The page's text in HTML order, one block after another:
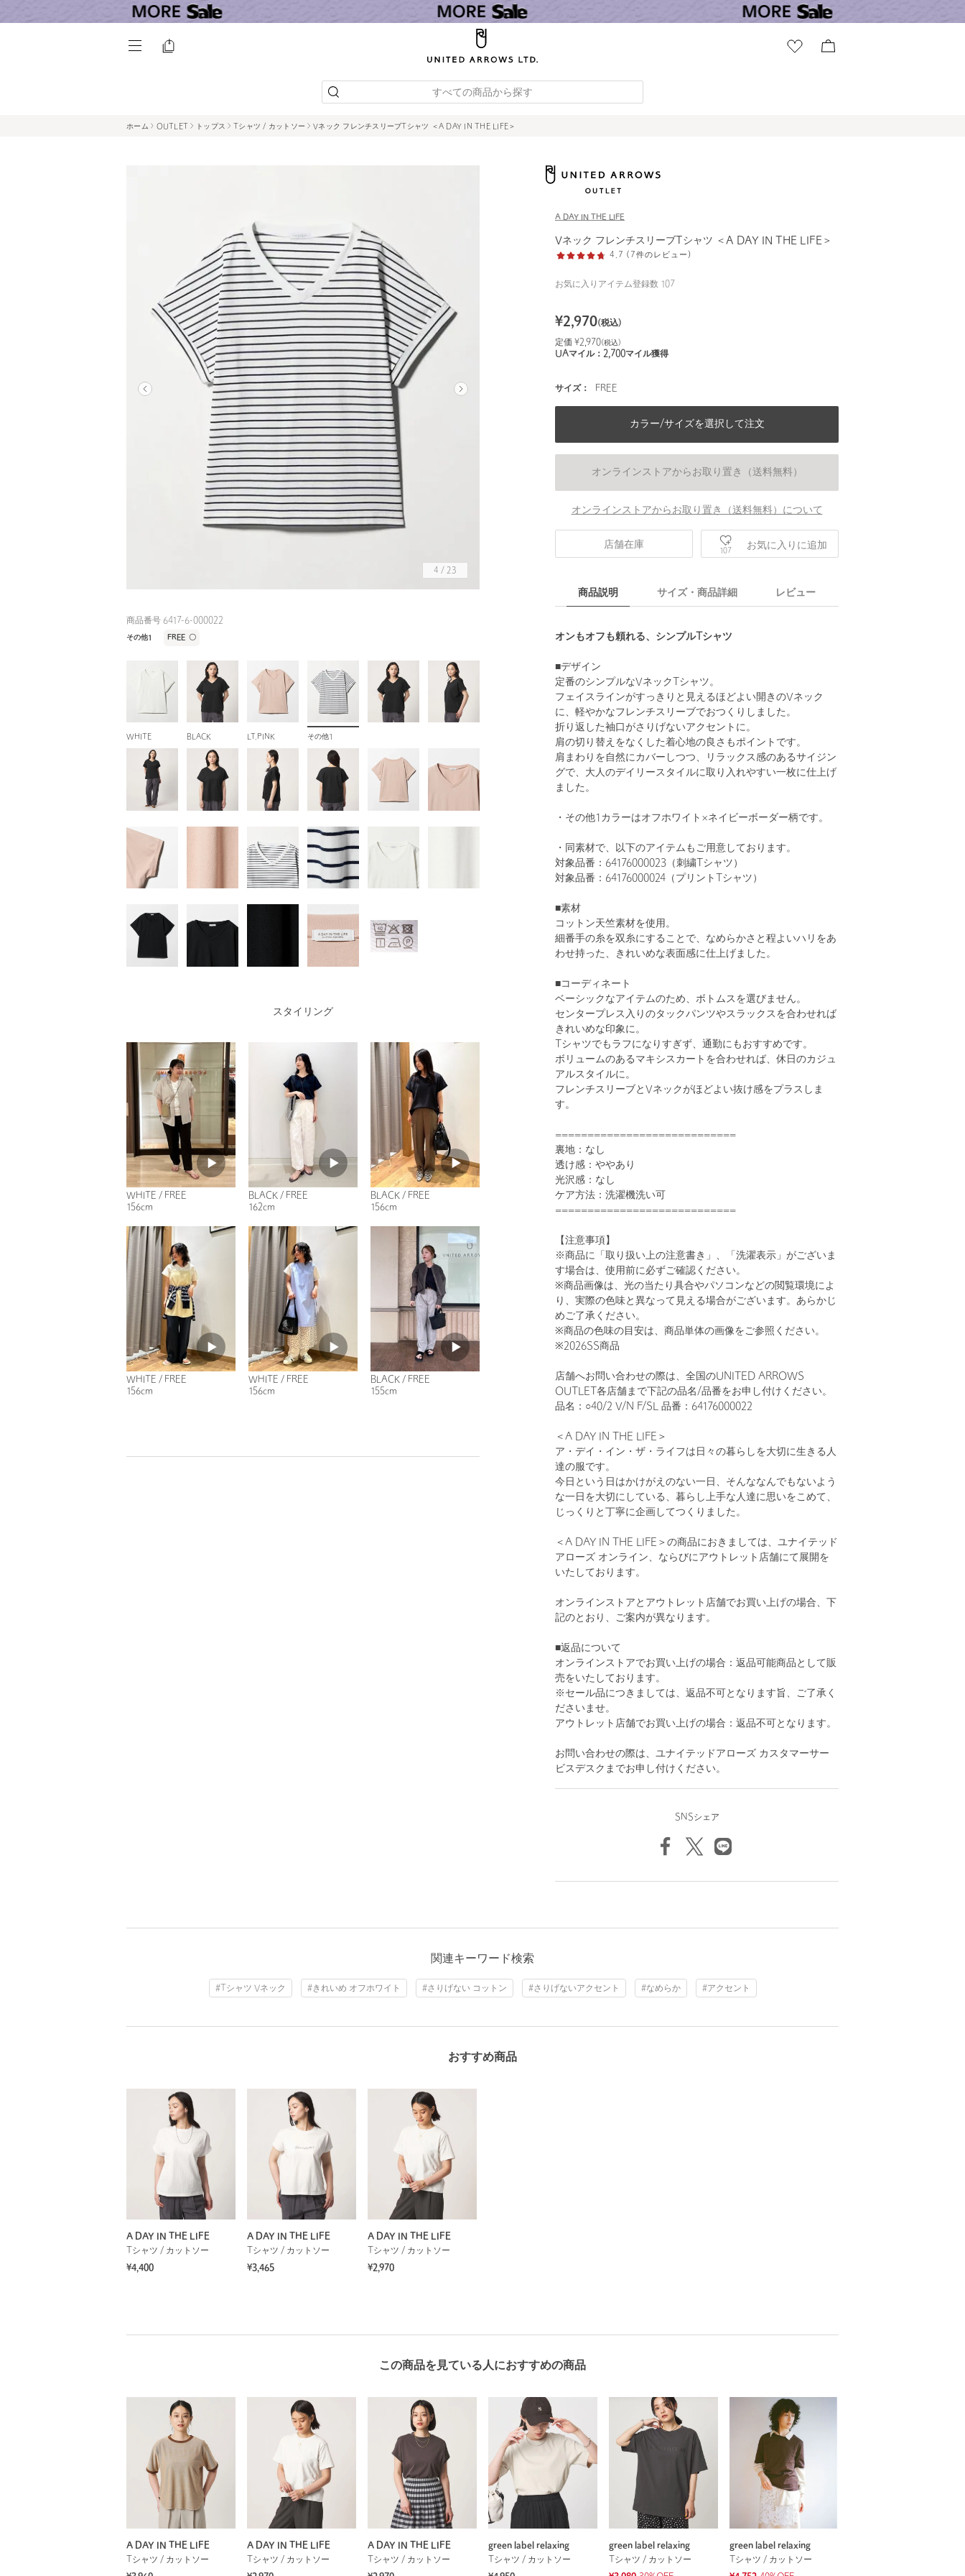
すべての商品から探す
ホーム OUTLET トップス Tシャツ / カットソー Vネック フレンチスリーブTシャツ ＜A DAY IN THE LIFE＞
身長163 B77 W60 H86 着用サイズ：
4 / 23
商品番号 6417-6-000022
その他1 FREE 〇
WHITE BLACK LT.PINK その他1
A DAY IN THE LIFE
Vネック フレンチスリーブTシャツ ＜A DAY IN THE LIFE＞
4.7 (7件のレビュー)
お気に入りアイテム登録数 107
¥2,970(税込)
定価 ¥2,970(税込)
UAマイル： 2,700マイル獲得
サイズ： FREE
カラー/サイズを選択して注文
オンラインストアからお取り置き（送料無料）
オンラインストアからお取り置き（送料無料）について
店舗在庫
107 お気に入りに追加
商品説明 サイズ・商品詳細 レビュー
オンもオフも頼れる、シンプルTシャツ
■デザイン
定番のシンプルなVネックTシャツ。
フェイスラインがすっきりと見えるほどよい開きのVネック
に、軽やかなフレンチスリーブでおつくりしました。
折り返した袖口がさりげないアクセントに。
肩の切り替えをなくした着心地の良さもポイントです。
肩まわりを自然にカバーしつつ、リラックス感のあるサイジン
グで、大人のデイリースタイルに取り入れやすい一枚に仕上げ
ました。
・その他1カラーはオフホワイト×ネイビーボーダー柄です。
・同素材で、以下のアイテムもご用意しております。
対象品番：64176000023（刺繍Tシャツ）
対象品番：64176000024（プリントTシャツ）
■素材
コットン天竺素材を使用。
細番手の糸を双糸にすることで、なめらかさと程よいハリをあ
わせ持った、きれいめな表面感に仕上げました。
■コーディネート
ベーシックなアイテムのため、ボトムスを選びません。
センタープレス入りのタックパンツやスラックスを合わせれば
きれいめな印象に。
Tシャツでもラフになりすぎず、通勤にもおすすめです。
ボリュームのあるマキシスカートを合わせれば、休日のカジュ
アルスタイルに。
フレンチスリーブとVネックがほどよい抜け感をプラスしま
す。
============================
裏地：なし
透け感：ややあり
光沢感：なし
ケア方法：洗濯機洗い可
============================
【注意事項】
※商品に「取り扱い上の注意書き」、「洗濯表示」がございま
す場合は、使用前に必ずご確認ください。
※商品画像は、光の当たり具合やパソコンなどの閲覧環境によ
り、実際の色味と異なって見える場合がございます。あらかじ
めご了承ください。
※商品の色味の目安は、商品単体の画像をご参照ください。
※2026SS商品
店舗へお問い合わせの際は、全国のUNITED ARROWS
OUTLET各店舗まで下記の品名/品番をお申し付けください。
品名：○40/2 V/N F/SL 品番：64176000022
＜A DAY IN THE LIFE＞
ア・デイ・イン・ザ・ライフは日々の暮らしを大切に生きる人
達の服です。
今日という日はかけがえのない一日、そんななんでもないよう
な一日を大切にしている、暮らし上手な人達に思いをこめて、
じっくりと丁寧に企画してつくりました。
＜A DAY IN THE LIFE＞の商品におきましては、ユナイテッド
アローズ オンライン、ならびにアウトレット店舗にて展開を
いたしております。
オンラインストアとアウトレット店舗でお買い上げの場合、下
記のとおり、ご案内が異なります。
■返品について
オンラインストアでお買い上げの場合：返品可能商品として販
売をいたしております。
※セール品につきましては、返品不可となります旨、ご了承く
ださいませ。
アウトレット店舗でお買い上げの場合：返品不可となります。
お問い合わせの際は、ユナイテッドアローズ カスタマーサー
ビスデスクまでお申し付けください。
SNSシェア
スタイリング
WHITE / FREE
156cm
BLACK / FREE
162cm
BLACK / FREE
156cm
WHITE / FREE
156cm
WHITE / FREE
156cm
BLACK / FREE
155cm
関連キーワード検索
#Tシャツ Vネック #きれいめ オフホワイト #さりげない コットン #さりげないアクセント #なめらか #アクセント
おすすめ商品
A DAY IN THE LIFE
Tシャツ / カットソー
¥4,400
A DAY IN THE LIFE
Tシャツ / カットソー
¥3,465
A DAY IN THE LIFE
Tシャツ / カットソー
¥2,970
この商品を見ている人におすすめの商品
A DAY IN THE LIFE
Tシャツ / カットソー
A DAY IN THE LIFE
Tシャツ / カットソー
A DAY IN THE LIFE
Tシャツ / カットソー
green label relaxing
Tシャツ / カットソー
green label relaxing
Tシャツ / カットソー
green label relaxing
Tシャツ / カットソー